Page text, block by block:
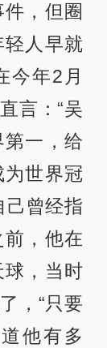
，但圈
人早就
今年2月
言：“吴
一，给
世界冠
己曾经指
，他在
，当时
，“只要
他有多